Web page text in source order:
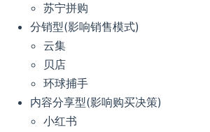
苏宁拼购
分销型(影响销售模式)
云集
贝店
环球捕手
内容分享型(影响购买决策)
小红书